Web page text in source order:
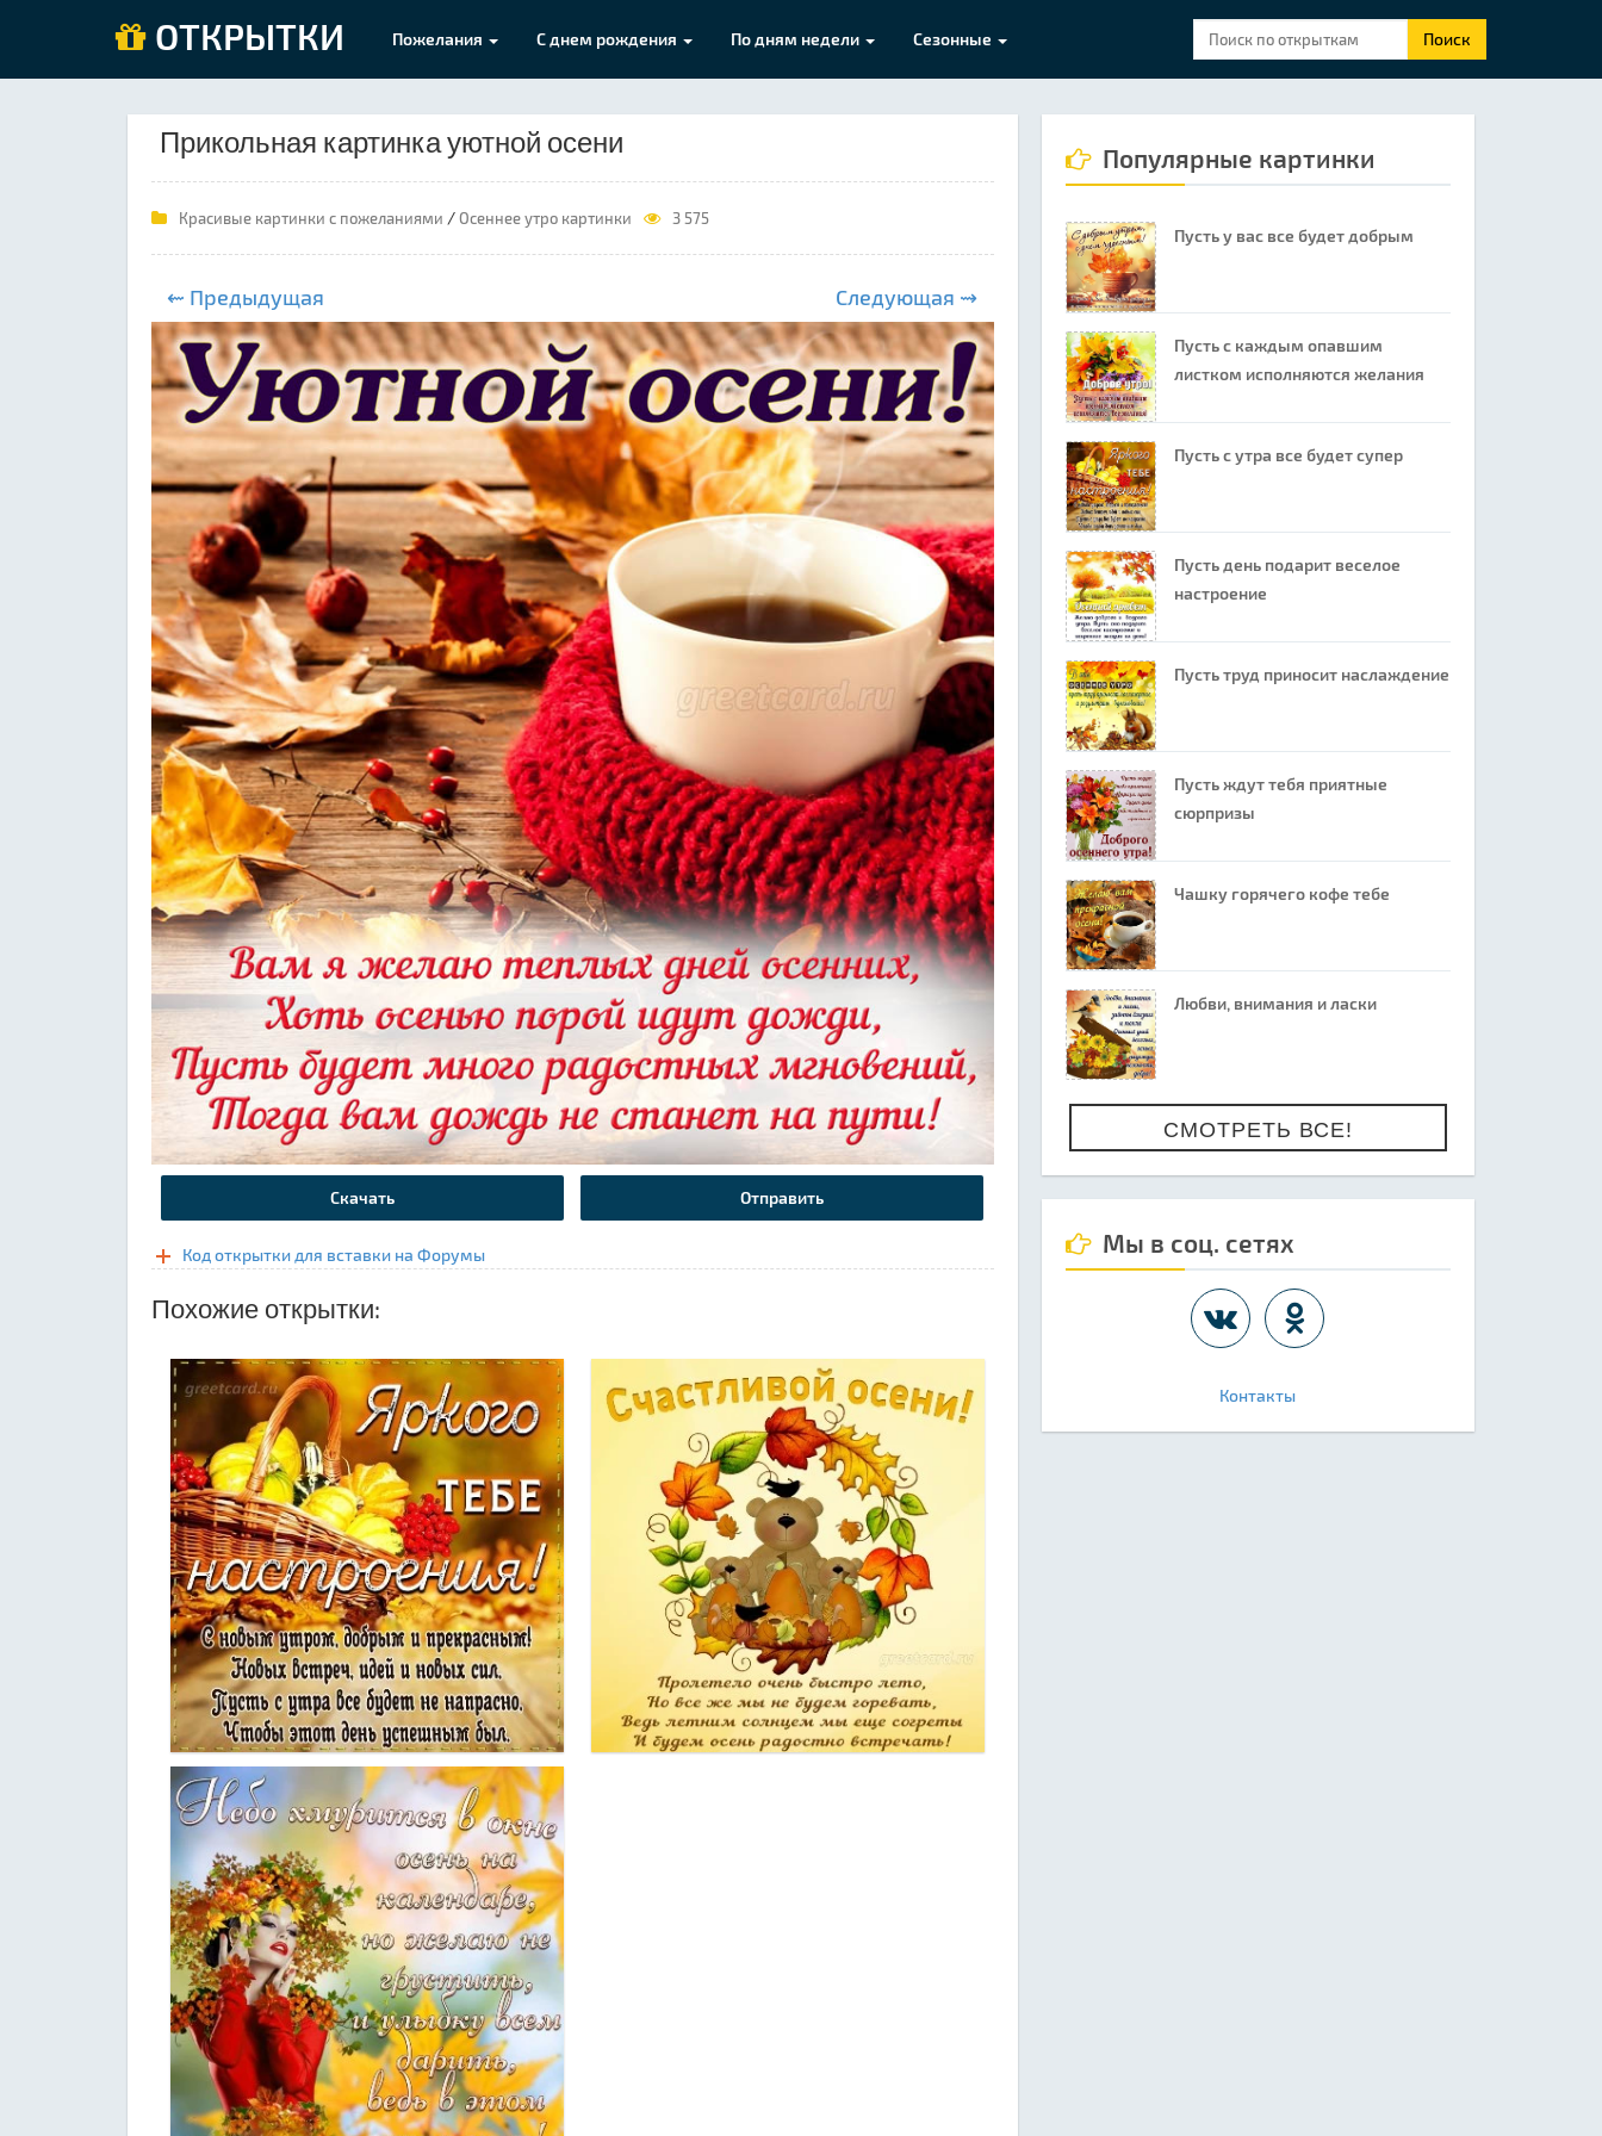
ОТКРЫТКИ Пожелания С днем рождения По дням недели Сезонные Поиск
Прикольная картинка уютной осени
Красивые картинки с пожеланиями /Осеннее утро картинки 3 575
⇜ Предыдущая Следующая ⇝
Скачать Отправить
Код открытки для вставки на Форумы
Похожие открытки:
Популярные картинки
Пусть у вас все будет добрым
Пусть с каждым опавшим
листком исполняются желания
Пусть с утра все будет супер
Пусть день подарит веселое
настроение
Пусть труд приносит наслаждение
Пусть ждут тебя приятные
сюрпризы
Чашку горячего кофе тебе
Любви, внимания и ласки
СМОТРЕТЬ ВСЕ!
Мы в соц. сетях
Контакты